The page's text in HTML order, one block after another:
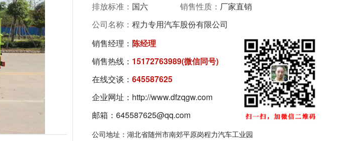
排放标准： 国六 销售性质： 厂家直销
公司名称： 程力专用汽车股份有限公司
销售经理： 陈经理
销售热线： 15172763989(微信同号)
在线交谈： 645587625
企业网址：http://www.dfzqgw.com
邮箱：645587625@qq.com
公司地址：湖北省随州市南郊平原岗程力汽车工业园